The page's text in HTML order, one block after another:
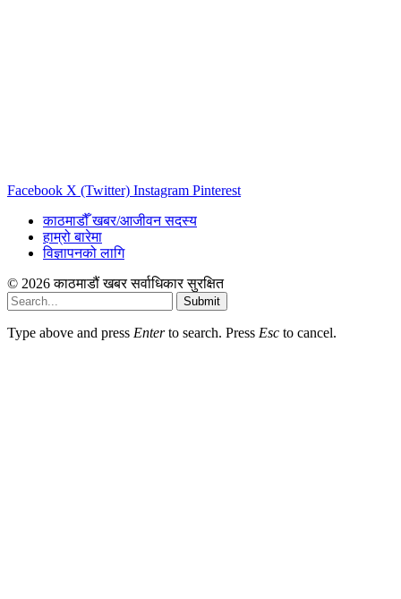
Facebook X (Twitter) Instagram Pinterest
काठमाडौँ खबर/आजीवन सदस्य
हाम्रो बारेमा
विज्ञापनको लागि
© 2026 काठमाडौं खबर सर्वाधिकार सुरक्षित
Submit
Type above and press Enterto search. Press Esc to cancel.